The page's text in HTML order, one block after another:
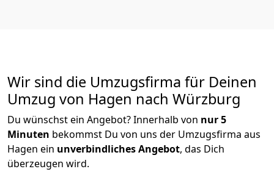
Wir sind die Umzugsfirma für Deinen
Umzug von Hagen nach Würzburg
Du wünschst ein Angebot? Innerhalb von nur 5
Minuten bekommst Du von uns der Umzugsfirma aus
Hagen ein unverbindliches Angebot, das Dich
überzeugen wird.